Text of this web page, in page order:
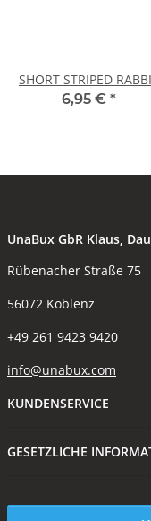
SHORT STRIPED
6,95 € *
UnaBux GbR Klaus,
Rübenacher Straße 75
56072 Koblenz
+49 261 9423 9420
info@unabux.com
KUNDENSERVICE
GESETZLICHE